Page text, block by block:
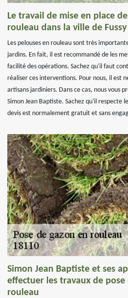
Le travail de mise en place
rouleau dans la ville de
Les pelouses en rouleau sont très
jardins. En fait, il est recommandé de les
facilité des opérations. Sachez qu'il faut
réaliser ces interventions. Pour nous, il est
artisans jardiniers. Dans ce cas, nous vous
Simon Jean Baptiste. Sachez qu'il respecte
devis est normalement gratuit et sans
Simon Jean Baptiste et ses
effectuer les travaux de pose
rouleau